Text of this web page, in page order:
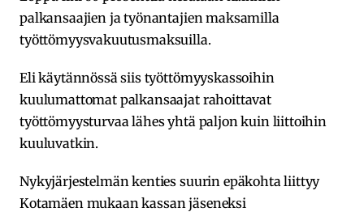
palkansaajien ja työnantajien maksamilla
työttömyysvakuutusmaksuilla.
Eli käytännössä siis työttömyyskassoihin
kuulumattomat palkansaajat rahoittavat
työttömyysturvaa lähes yhtä paljon kuin liittoihin
kuuluvatkin.
Nykyjärjestelmän kenties suurin epäkohta liittyy
Kotamäen mukaan kassan jäseneksi